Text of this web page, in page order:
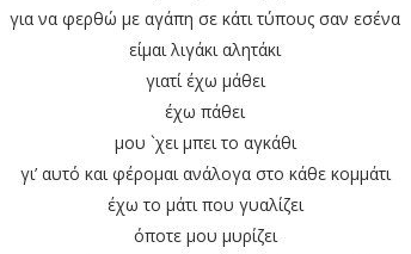
για να φερθώ με αγάπη σε κάτι τύπους σαν εσένα
είμαι λιγάκι αλητάκι
γιατί έχω μάθει
έχω πάθει
μου `χει μπει το αγκάθι
γι’ αυτό και φέρομαι ανάλογα στο κάθε κομμάτι
έχω το μάτι που γυαλίζει
όποτε μου μυρίζει